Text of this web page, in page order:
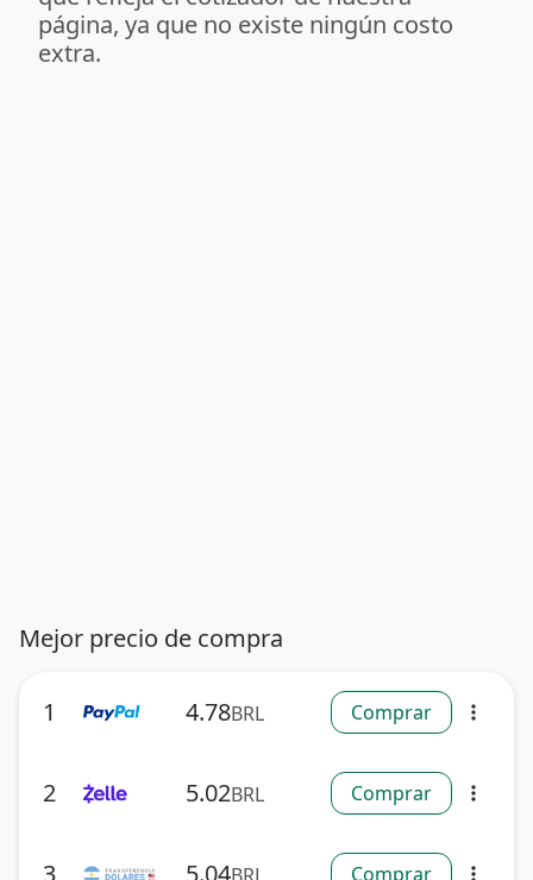
página, ya que no existe ningún costo
extra.
Mejor precio de compra
1 4.78BRL Comprar more_vert
2 5.02BRL Comprar more_vert
3 5.04 Comprar more_vert